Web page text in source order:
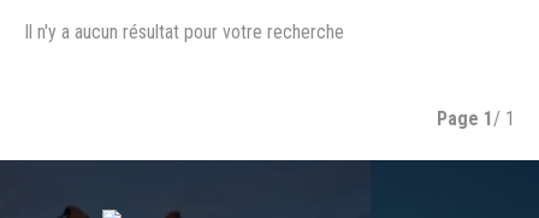
Il n'y a aucun résultat pour votre recherche
Page 1/ 1